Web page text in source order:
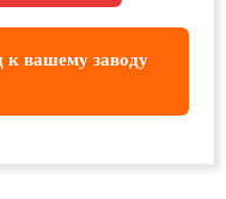
вашему заводу